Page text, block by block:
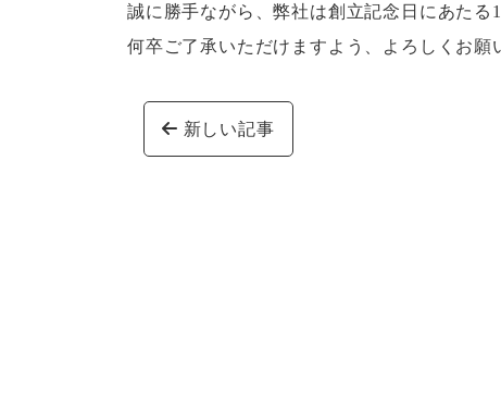
誠に勝手ながら、弊社は創立記念日にあたる
何卒ご了承いただけますよう、よろしくお願
投稿ナビゲーション
新しい記事